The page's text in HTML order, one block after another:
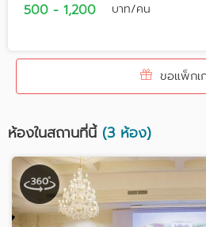
500 - 1,200 บาท/คน
ขอแพ็กเ
ห้องในสถานที่นี้(3 ห้อง)